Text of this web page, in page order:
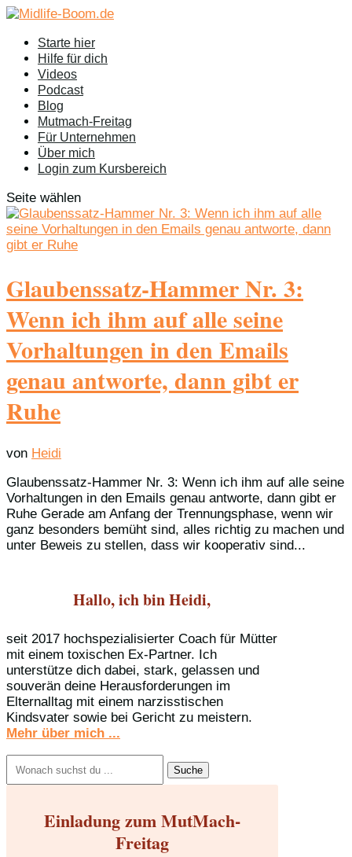
Starte hier
Hilfe für dich
Videos
Podcast
Blog
Mutmach-Freitag
Für Unternehmen
Über mich
Login zum Kursbereich
Seite wählen
Glaubenssatz-Hammer Nr. 3:
Wenn ich ihm auf alle seine
Vorhaltungen in den Emails
genau antworte, dann gibt er
Ruhe
von Heidi
Glaubenssatz-Hammer Nr. 3: Wenn ich ihm auf alle seine
Vorhaltungen in den Emails genau antworte, dann gibt er
Ruhe Gerade am Anfang der Trennungsphase, wenn wir
ganz besonders bemüht sind, alles richtig zu machen und
unter Beweis zu stellen, dass wir kooperativ sind...
Hallo, ich bin Heidi,
seit 2017 hochspezialisierter Coach für Mütter
mit einem toxischen Ex-Partner. Ich
unterstütze dich dabei, stark, gelassen und
souverän deine Herausforderungen im
Elternalltag mit einem narzisstischen
Kindsvater sowie bei Gericht zu meistern.
Mehr über mich ...
nach:
Einladung zum MutMach-
Freitag